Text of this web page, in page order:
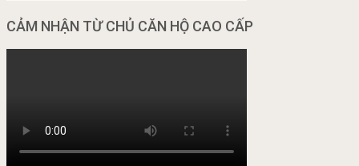
CẢM NHẬN TỪ CHỦ CĂN HỘ CAO CẤP